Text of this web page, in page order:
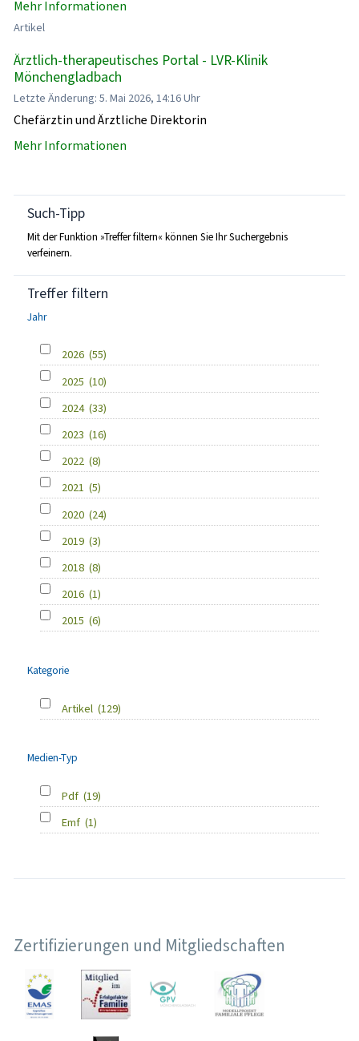
Mehr Informationen
Artikel
Ärztlich-therapeutisches Portal - LVR-Klinik
Mönchengladbach
Letzte Änderung: 5. Mai 2026, 14:16 Uhr
Chefärztin und Ärztliche Direktorin
Mehr Informationen
Such-Tipp
Mit der Funktion »Treffer filtern« können Sie Ihr Suchergebnis
verfeinern.
Treffer filtern
Jahr
2026 (55)
2025 (10)
2024 (33)
2023 (16)
2022 (8)
2021 (5)
2020 (24)
2019 (3)
2018 (8)
2016 (1)
2015 (6)
Kategorie
Artikel (129)
Medien-Typ
Pdf (19)
Emf (1)
Zertifizierungen und Mitgliedschaften